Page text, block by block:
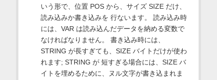
いう形で、位置 POS から、サイズ SIZE だけ、
読み込みか書き込みを 行ないます。 読み込み時
には、VAR は読み込んだデータを納める変数で
なければなりません。 書き込み時には、
STRING が長すぎても、SIZE バイトだけが使わ
れます; STRING が 短すぎる場合には、SIZE バ
イトを埋めるために、ヌル文字が書き込まれま